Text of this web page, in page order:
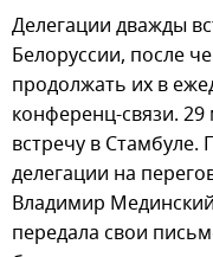
Делегации дважды
Белоруссии, после
продолжать их в
конференц-связи.
встречу в Стамбуле.
делегации на
Владимир
передала свои